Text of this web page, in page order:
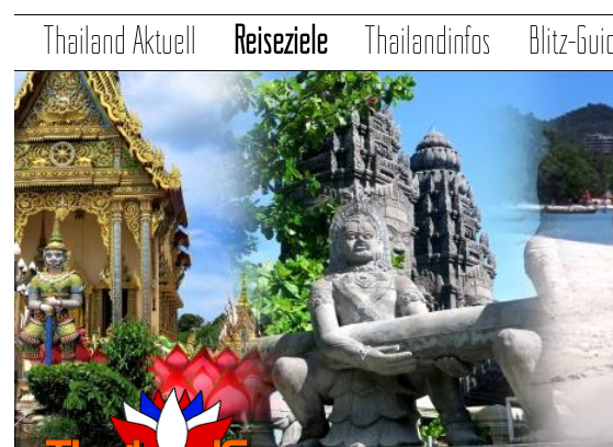
Thailand Aktuell Reiseziele Thailandinfos Blitz-